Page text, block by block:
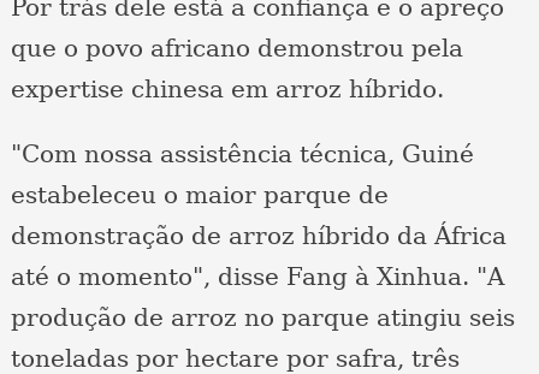
Por trás dele está a confiança e o apreço
que o povo africano demonstrou pela
expertise chinesa em arroz híbrido.
"Com nossa assistência técnica, Guiné
estabeleceu o maior parque de
demonstração de arroz híbrido da África
até o momento", disse Fang à Xinhua. "A
produção de arroz no parque atingiu seis
toneladas por hectare por safra, três